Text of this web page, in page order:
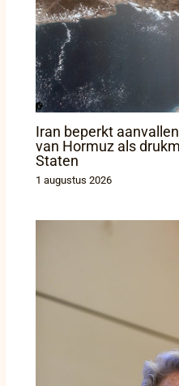
Iran beperkt
van Hormuz als
Staten
1 augustus 2026